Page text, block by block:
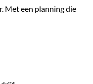
Met een planning die